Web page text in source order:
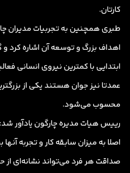
کارتان.
طبری همچنین به تجربیات
اهداف بزرگ و توسعه آن اشاره
عمدتا نیز جوان هستند یکی از
محسوب می‌شود.
رییس هیات مدیره چارگون یادآور
اصلا به میزان سابقه کار و تجربه
صداقت هر فرد می‌تواند نشانه‌ای از